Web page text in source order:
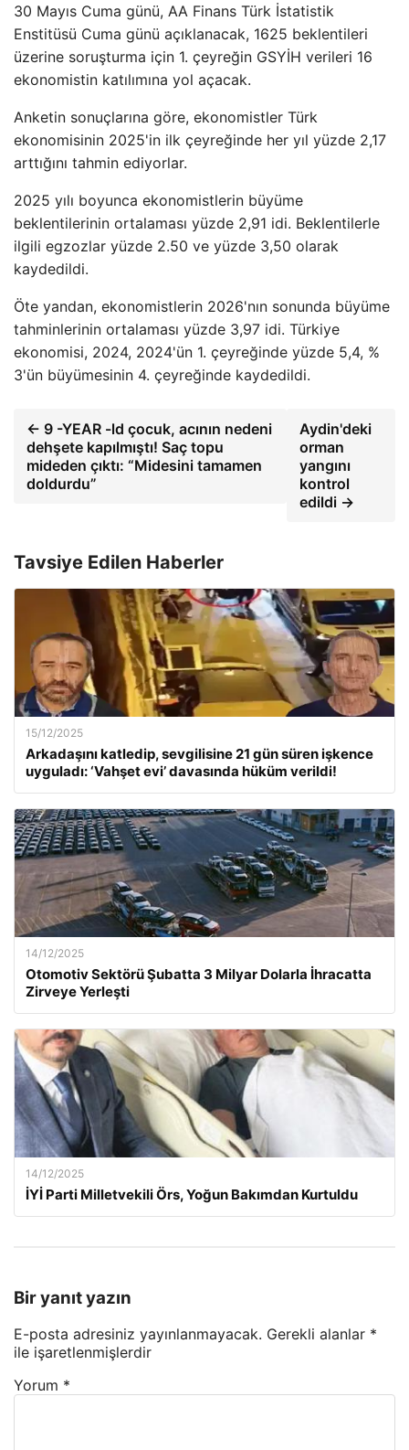
30 Mayıs Cuma günü, AA Finans Türk İstatistik
Enstitüsü Cuma günü açıklanacak, 1625 beklentileri
üzerine soruşturma için 1. çeyreğin GSYİH verileri 16
ekonomistin katılımına yol açacak.
Anketin sonuçlarına göre, ekonomistler Türk
ekonomisinin 2025'in ilk çeyreğinde her yıl yüzde 2,17
arttığını tahmin ediyorlar.
2025 yılı boyunca ekonomistlerin büyüme
beklentilerinin ortalaması yüzde 2,91 idi. Beklentilerle
ilgili egzozlar yüzde 2.50 ve yüzde 3,50 olarak
kaydedildi.
Öte yandan, ekonomistlerin 2026'nın sonunda büyüme
tahminlerinin ortalaması yüzde 3,97 idi. Türkiye
ekonomisi, 2024, 2024'ün 1. çeyreğinde yüzde 5,4, %
3'ün büyümesinin 4. çeyreğinde kaydedildi.
← 9 -YEAR -ld çocuk, acının nedeni
dehşete kapılmıştı! Saç topu
mideden çıktı: “Midesini tamamen
doldurdu”
Aydin'deki
orman
yangını
kontrol
edildi →
Tavsiye Edilen Haberler
15/12/2025
Arkadaşını katledip, sevgilisine 21 gün süren işkence
uyguladı: ‘Vahşet evi’ davasında hüküm verildi!
14/12/2025
Otomotiv Sektörü Şubatta 3 Milyar Dolarla İhracatta
Zirveye Yerleşti
14/12/2025
İYİ Parti Milletvekili Örs, Yoğun Bakımdan Kurtuldu
Bir yanıt yazın
E-posta adresiniz yayınlanmayacak. Gerekli alanlar *
ile işaretlenmişlerdir
Yorum *